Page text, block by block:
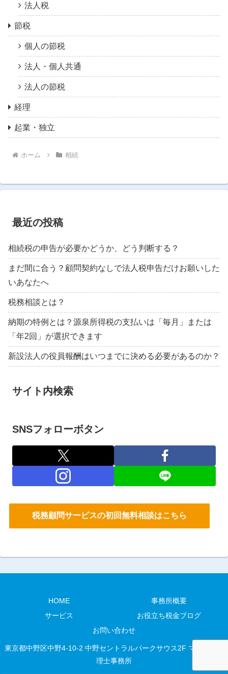
法人税
節税
個人の節税
法人・個人共通
法人の節税
経理
起業・独立
ホーム 相続
最近の投稿
相続税の申告が必要かどうか、どう判断する？
まだ間に合う？顧問契約なしで法人税申告だけお願いした
いあなたへ
税務相談とは？
納期の特例とは？源泉所得税の支払いは「毎月」または
「年2回」が選択できます
新設法人の役員報酬はいつまでに決める必要があるのか？
サイト内検索
SNSフォローボタン
税務顧問サービスの初回無料相談はこちら
HOME
事務所概要
サービス
お役立ち税金ブログ
お問い合わせ
東京都中野区中野4-10-2 中野セントラルパークサウス2F マエカワ税
理士事務所